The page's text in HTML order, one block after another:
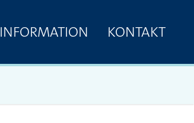
INFORMATION KONTAKT